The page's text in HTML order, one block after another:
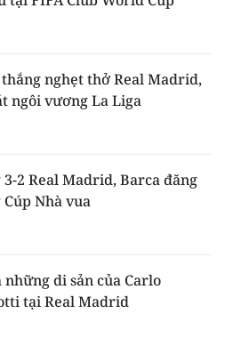
MỖI XÃ
nghẹt thở Real Madrid,
ngôi vương La Liga
3-2 Real Madrid, Barca đăng
Nhà vua
di sản của Carlo
tại Real Madrid